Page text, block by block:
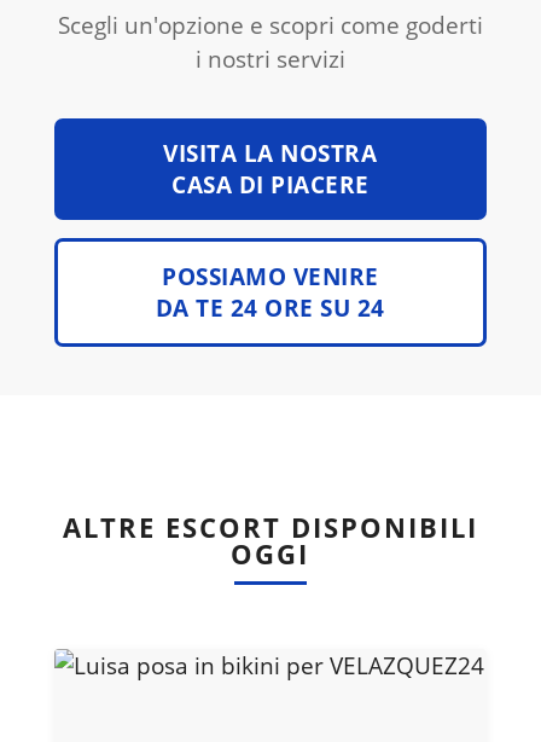
Scegli un'opzione e scopri come goderti
i nostri servizi
VISITA LA NOSTRA
CASA DI PIACERE
POSSIAMO VENIRE
DA TE 24 ORE SU 24
ALTRE ESCORT DISPONIBILI
OGGI